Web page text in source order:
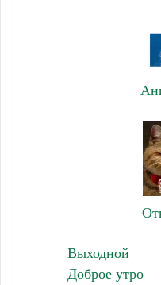
Выходной
Доброе утро